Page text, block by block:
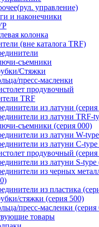
управление)
и наконечники
колонка
(вне каталога TRF)
cъемники
Стяжки
пресс-масленки
продувочный
TRF
из латуни
из латуни TRF-
съемники (серия 000)
из латуни W-
из латуни С-type
продувочный (серия
из латуни S-type
из черных
из пластика
стяжки (серия 500)
пресс-масленки (серия
товары